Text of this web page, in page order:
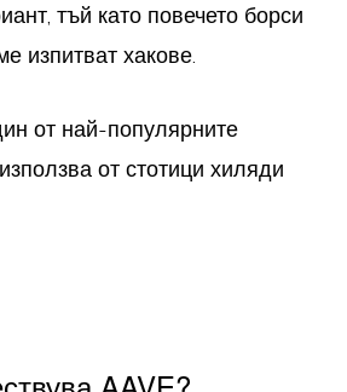
тъй като повечето борси
изпитват хакове.
от най-популярните
от стотици хиляди